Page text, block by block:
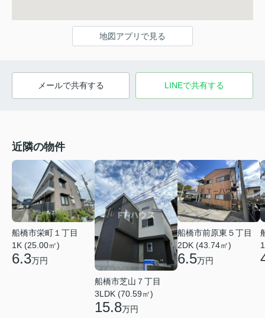
地図アプリで見る
メールで共有する LINEで共有する
近隣の物件
船橋市栄町１丁目
1K (25.00㎡)
6.3万円
船橋市芝山７丁目
3LDK (70.59㎡)
15.8万円
船橋市前原東５丁目
2DK (43.74㎡)
6.5万円